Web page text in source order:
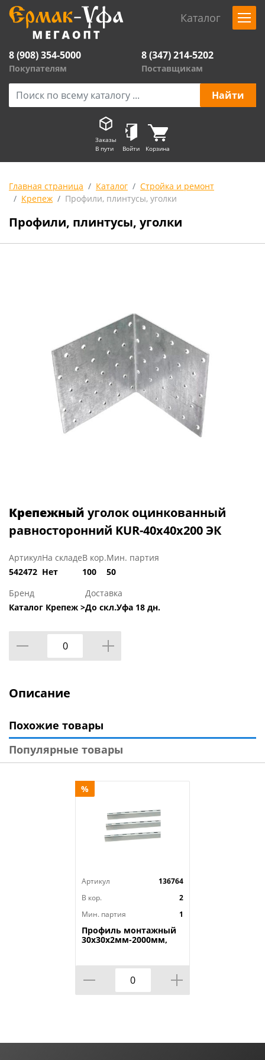
Каталог
8 (908) 354-5000
Покупателям
8 (347) 214-5202
Поставщикам
Заказы
В пути
Войти Корзина
Главная страница Каталог
Стройка и ремонт
Крепеж
Профили, плинтусы, уголки
Профили, плинтусы, уголки
Крепежный уголок оцинкованный
равносторонний KUR-40х40х200 ЭК
Артикул
542472
На складе
Нет
В кор.
100
Мин. партия
50
Бренд
Каталог Крепеж >
Доставка
До скл.Уфа 18 дн.
Описание
Похожие товары
Популярные товары
%
Артикул
136764
В кор.
2
Мин. партия
1
Профиль монтажный
30х30х2мм-2000мм,
VPG104, 1шт, 1/6, VIEIR